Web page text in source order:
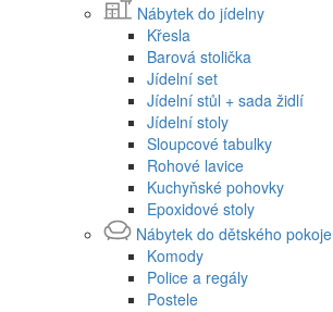
Nábytek do jídelny
Křesla
Barová stolička
Jídelní set
Jídelní stůl + sada židlí
Jídelní stoly
Sloupcové tabulky
Rohové lavice
Kuchyňské pohovky
Epoxidové stoly
Nábytek do dětského pokoje
Komody
Police a regály
Postele